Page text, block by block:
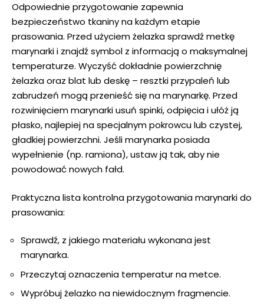
Odpowiednie przygotowanie zapewnia
bezpieczeństwo tkaniny na każdym etapie
prasowania. Przed użyciem żelazka sprawdź metkę
marynarki i znajdź symbol z informacją o maksymalnej
temperaturze. Wyczyść dokładnie powierzchnię
żelazka oraz blat lub deskę – resztki przypaleń lub
zabrudzeń mogą przenieść się na marynarkę. Przed
rozwinięciem marynarki usuń spinki, odpięcia i ułóż ją
płasko, najlepiej na specjalnym pokrowcu lub czystej,
gładkiej powierzchni. Jeśli marynarka posiada
wypełnienie (np. ramiona), ustaw ją tak, aby nie
powodować nowych fałd.
Praktyczna lista kontrolna przygotowania marynarki do
prasowania:
Sprawdź, z jakiego materiału wykonana jest
marynarka.
Przeczytaj oznaczenia temperatur na metce.
Wypróbuj żelazko na niewidocznym fragmencie.